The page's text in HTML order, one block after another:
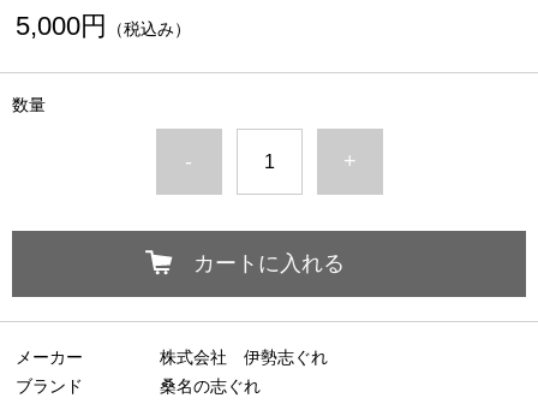
5,000円 （税込み）
数量
- +
カートに入れる
メーカー
株式会社 伊勢志ぐれ
ブランド
桑名の志ぐれ